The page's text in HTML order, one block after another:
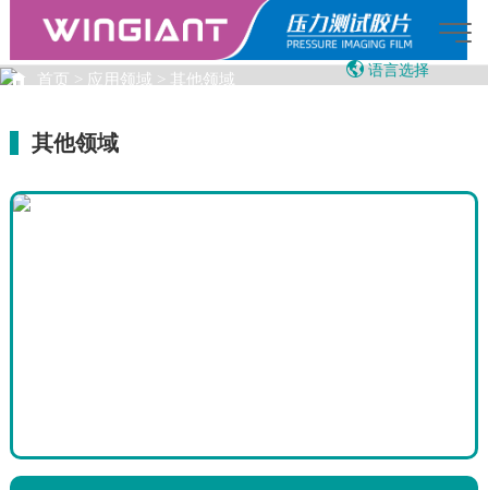
语言选择
首页 > 应用领域 > 其他领域
应用领域
其他领域